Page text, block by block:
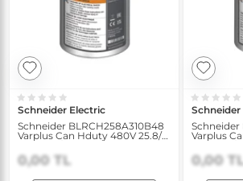
Schneider Electric
Schneider BLRCH258A310B48
Varplus Can Hduty 480V 25.8/31
kVAR 50/60Hz Kondansatör
0,00 TL
Schneider
Varplus
kVAR 50/
0,00